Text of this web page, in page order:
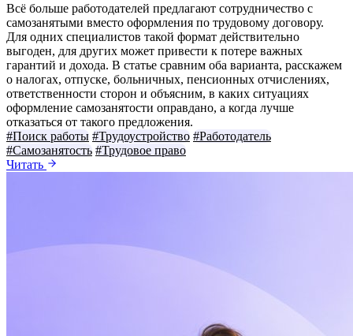
Всё больше работодателей предлагают сотрудничество с
самозанятыми вместо оформления по трудовому договору.
Для одних специалистов такой формат действительно
выгоден, для других может привести к потере важных
гарантий и дохода. В статье сравним оба варианта, расскажем
о налогах, отпуске, больничных, пенсионных отчислениях,
ответственности сторон и объясним, в каких ситуациях
оформление самозанятости оправдано, а когда лучше
отказаться от такого предложения.
#Поиск работы #Трудоустройство #Работодатель
#Самозанятость #Трудовое право
Читать